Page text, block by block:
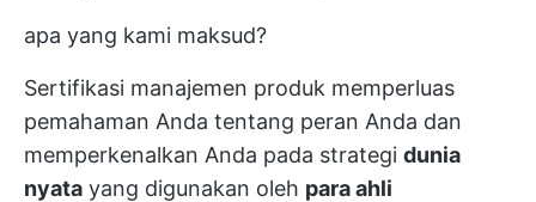
apa yang kami maksud?
Sertifikasi manajemen produk memperluas
pemahaman Anda tentang peran Anda dan
memperkenalkan Anda pada strategi dunia
nyata yang digunakan oleh para ahli